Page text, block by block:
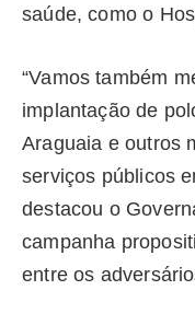
saúde, como o
“Vamos também
implantação de
Araguaia e outros
serviços públicos
destacou o
campanha
entre os